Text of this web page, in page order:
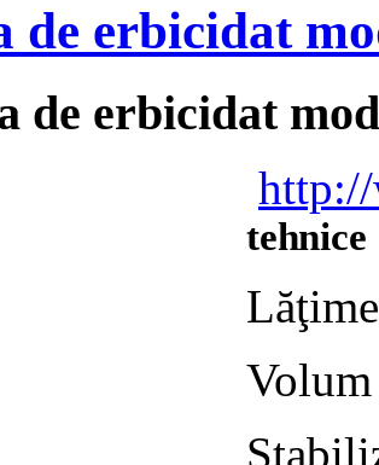
de erbicidat
de erbicidat
tehnice